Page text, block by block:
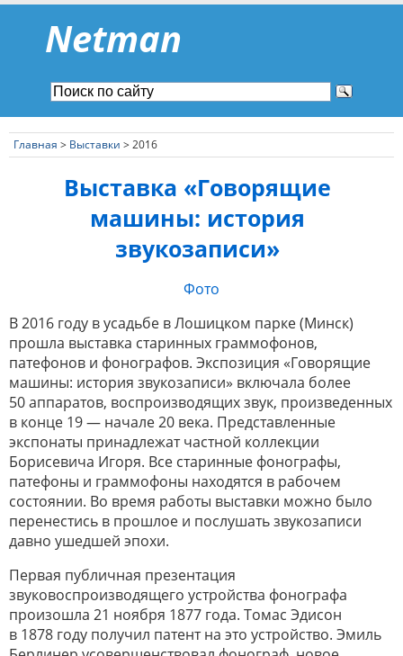
Netman
Главная > Выставки > 2016
Выставка «Говорящие
машины: история
звукозаписи»
Фото
В 2016 году в усадьбе в Лошицком парке (Минск)
прошла выставка старинных граммофонов,
патефонов и фонографов. Экспозиция «Говорящие
машины: история звукозаписи» включала более
50 аппаратов, воспроизводящих звук, произведенных
в конце 19 — начале 20 века. Представленные
экспонаты принадлежат частной коллекции
Борисевича Игоря. Все старинные фонографы,
патефоны и граммофоны находятся в рабочем
состоянии. Во время работы выставки можно было
перенестись в прошлое и послушать звукозаписи
давно ушедшей эпохи.
Первая публичная презентация
звуковоспроизводящего устройства фонографа
произошла 21 ноября 1877 года. Томас Эдисон
в 1878 году получил патент на это устройство. Эмиль